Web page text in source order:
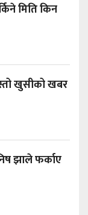
मिति किन
खुसीको खबर
झाले फर्काए